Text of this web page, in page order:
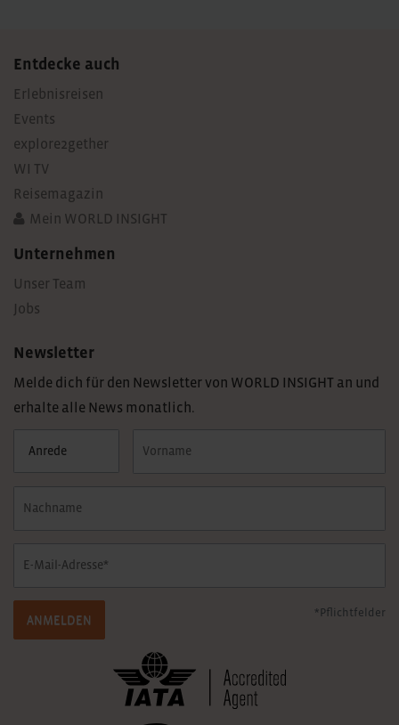
Entdecke auch
Erlebnisreisen
Events
explore2gether
WI TV
Reisemagazin
Mein WORLD INSIGHT
Unternehmen
Unser Team
Jobs
Newsletter
Melde dich für den Newsletter von WORLD INSIGHT an und
erhalte alle News monatlich.
ANMELDEN
*Pflichtfelder